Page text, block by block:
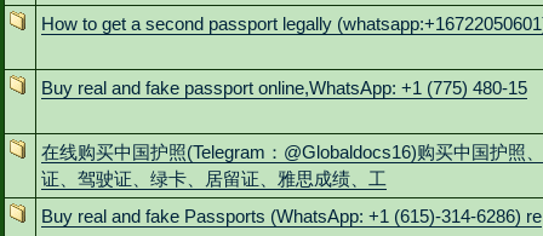
How to get a second passport legally
Buy real and fake passport online,WhatsApp: +1 (775) 480-15
在线购买中国护照(Telegram：@Globaldocs16)购买中国护照
证、驾驶证、绿卡、居留证、雅思成绩、工
Buy real and fake Passports (WhatsApp: +1 (615)-314-6286) re